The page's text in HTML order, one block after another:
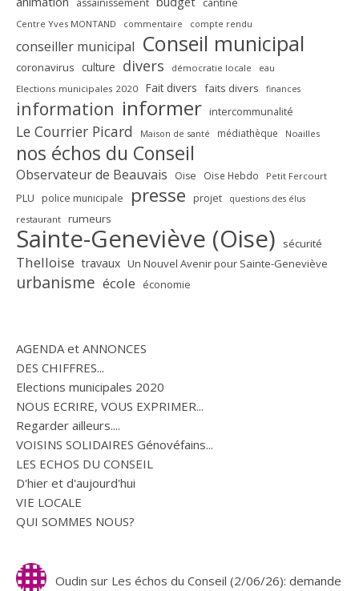
assainissement cantine
Centre Yves MONTAND commentaire compte rendu
conseiller municipal Conseil municipal
coronavirus culture divers démocratie locale eau
Elections municipales 2020 Fait divers faits divers finances
information informer intercommunalité
Le Courrier Picard Maison de santé médiathèque Noailles
nos échos du Conseil
Observateur de Beauvais Oise Oise Hebdo Petit Fercourt
PLU police municipale presse projet questions des élus
restaurant rumeurs
Sainte-Geneviève (Oise) sécurité
Thelloise travaux Un Nouvel Avenir pour Sainte-Geneviève
urbanisme école économie
AGENDA et ANNONCES
DES CHIFFRES...
Elections municipales 2020
NOUS ECRIRE, VOUS EXPRIMER...
Regarder ailleurs....
VOISINS SOLIDAIRES Génovéfains...
LES ECHOS DU CONSEIL
D'hier et d'aujourd'hui
VIE LOCALE
QUI SOMMES NOUS?
Oudin sur Les échos du Conseil (2/06/26): demande